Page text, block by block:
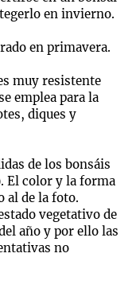
en invierno.
en primavera.
muy resistente
emplea para la
diques y
de los bonsáis
El color y la forma
al de la foto.
vegetativo de
año y por ello las
no